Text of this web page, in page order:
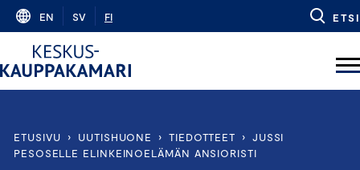
Skip
content
EN SV FI ETSI
ETUSIVU › UUTISHUONE › TIEDOTTEET › JUSSI
PESOSELLE ELINKEINOELÄMÄN ANSIORISTI